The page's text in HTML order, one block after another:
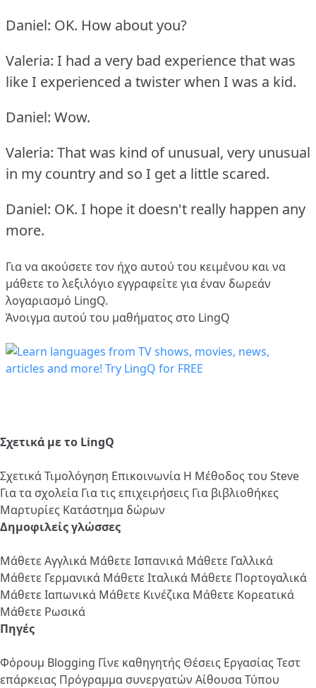
Daniel: OK. How about you?
Valeria: I had a very bad experience that was
like I experienced a twister when I was a kid.
Daniel: Wow.
Valeria: That was kind of unusual, very unusual
in my country and so I get a little scared.
Daniel: OK. I hope it doesn't really happen any
more.
Για να ακούσετε τον ήχο αυτού του κειμένου και να
μάθετε το λεξιλόγιο εγγραφείτε για έναν δωρεάν
λογαριασμό LingQ.
Άνοιγμα αυτού του μαθήματος στο LingQ
Σχετικά με το LingQ
ΣχετικάΤιμολόγηση Επικοινωνία Η Μέθοδος του Steve
Για τα σχολεία Για τις επιχειρήσεις Για βιβλιοθήκες
Μαρτυρίες Κατάστημα δώρων
Δημοφιλείς γλώσσες
Μάθετε Αγγλικά Μάθετε Ισπανικά Μάθετε Γαλλικά
Μάθετε Γερμανικά Μάθετε Ιταλικά Μάθετε Πορτογαλικά
Μάθετε Ιαπωνικά Μάθετε Κινέζικα Μάθετε Κορεατικά
Μάθετε Ρωσικά
Πηγές
Φόρουμ Blogging Γίνε καθηγητής Θέσεις ΕργασίαςΤεστ
επάρκειας Πρόγραμμα συνεργατών Αίθουσα Τύπου